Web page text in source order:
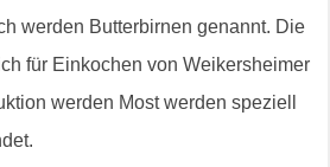
werden Butterbirnen genannt. Die
für Einkochen von Weikersheimer
werden Most werden speziell